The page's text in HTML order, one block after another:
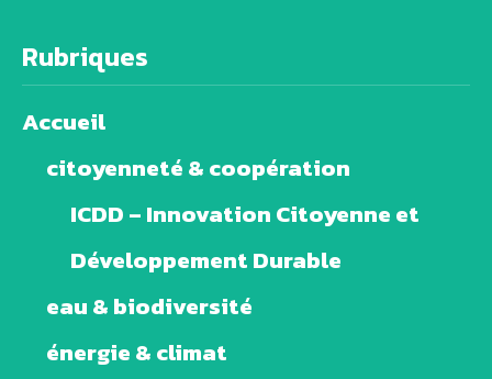
Rubriques
Accueil
citoyenneté & coopération
ICDD – Innovation Citoyenne et
Développement Durable
eau & biodiversité
énergie & climat